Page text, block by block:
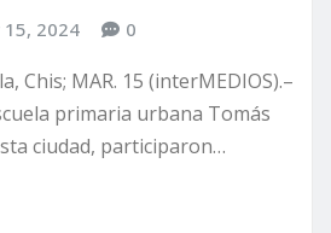
15, 2024 0
Chis; MAR. 15 (interMEDIOS).–
primaria urbana Tomás
ciudad, participaron…